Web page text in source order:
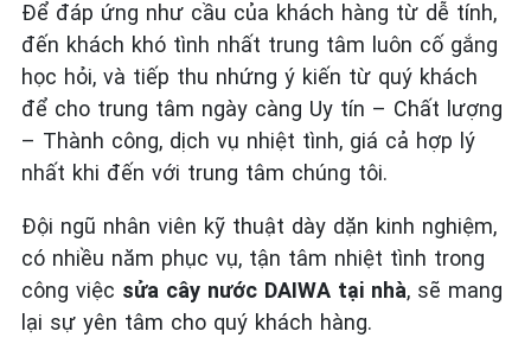
Để đáp ứng như cầu của khách hàng từ dễ tính,
đến khách khó tình nhất trung tâm luôn cố gắng
học hỏi, và tiếp thu nhứng ý kiến từ quý khách
để cho trung tâm ngày càng Uy tín – Chất lượng
– Thành công, dịch vụ nhiệt tình, giá cả hợp lý
nhất khi đến với trung tâm chúng tôi.
Đội ngũ nhân viên kỹ thuật dày dặn kinh nghiệm,
có nhiều năm phục vụ, tận tâm nhiệt tình trong
công việc sửa cây nước DAIWA tại nhà, sẽ mang
lại sự yên tâm cho quý khách hàng.